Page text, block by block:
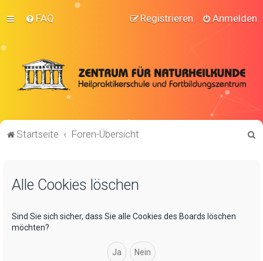
FAQ Anmelden
Registrieren
Startseite Foren-Übersicht
Alle Cookies löschen
Sind Sie sich sicher, dass Sie alle Cookies des Boards löschen
möchten?